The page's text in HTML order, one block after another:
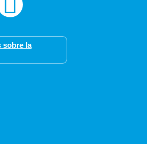
sobre la